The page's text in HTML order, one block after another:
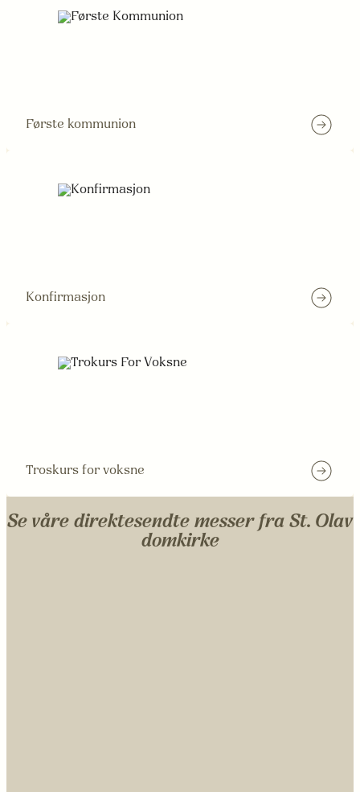
Første kommunion
Konfirmasjon
Troskurs for voksne
Se våre direktesendte messer fra St. Olav
domkirke